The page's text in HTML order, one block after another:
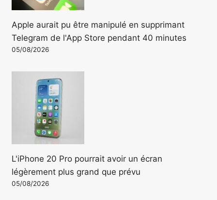
Apple aurait pu être manipulé en supprimant
Telegram de l'App Store pendant 40 minutes
05/08/2026
L'iPhone 20 Pro pourrait avoir un écran
légèrement plus grand que prévu
05/08/2026